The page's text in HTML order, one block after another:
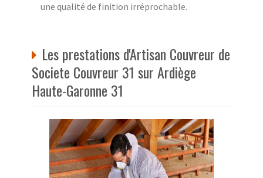
une qualité de finition irréprochable.
Les prestations d'Artisan Couvreur de
Societe Couvreur 31 sur Ardiège
Haute-Garonne 31